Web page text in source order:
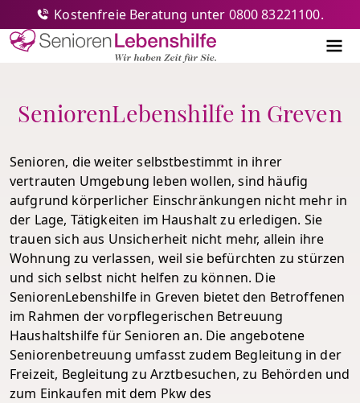
Senioren-Lebenshilfe
Kostenfreie Beratung unter 0800 83221100.
SeniorenLebenshilfe in Greven
Senioren, die weiter selbstbestimmt in ihrer
vertrauten Umgebung leben wollen, sind häufig
aufgrund körperlicher Einschränkungen nicht mehr in
der Lage, Tätigkeiten im Haushalt zu erledigen. Sie
trauen sich aus Unsicherheit nicht mehr, allein ihre
Wohnung zu verlassen, weil sie befürchten zu stürzen
und sich selbst nicht helfen zu können. Die
SeniorenLebenshilfe in Greven bietet den Betroffenen
im Rahmen der vorpflegerischen Betreuung
Haushaltshilfe für Senioren an. Die angebotene
Seniorenbetreuung umfasst zudem Begleitung in der
Freizeit, Begleitung zu Arztbesuchen, zu Behörden und
zum Einkaufen mit dem Pkw des